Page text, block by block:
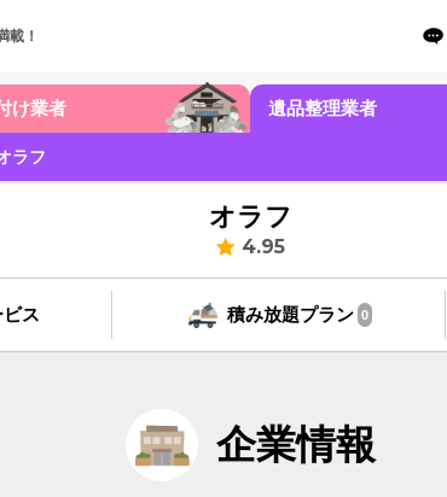
載！
け業者 遺品整理業者
ラフ
オラフ
4.95
ス 積み放題プラン 0
企業情報